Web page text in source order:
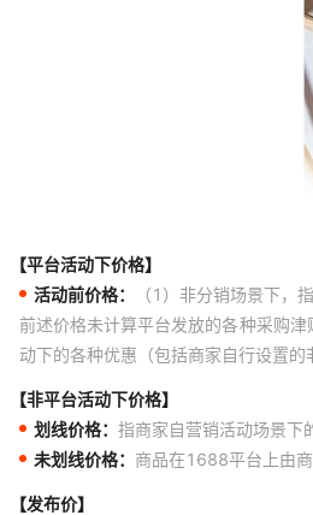
【平台活动下价格】
活动前价格：
（1）非分销场景下，
前述价格未计算平台发放的各种采购
动下的各种优惠（包括商家自行设置
【非平台活动下价格】
划线价格： 指商家自营销活动场景下
未划线价格： 商品在1688平台上由
【发布价】